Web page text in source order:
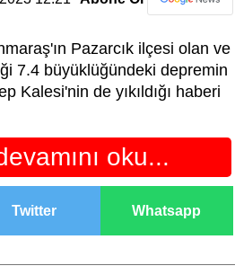
Pazarcık ilçesi olan ve
7.4 büyüklüğündeki depremin
Kalesi'nin de yıkıldığı haberi
oku...
Twitter Whatsapp